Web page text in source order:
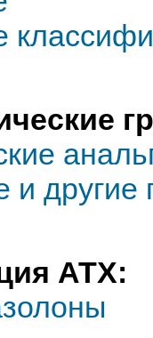
и другие
АТХ: